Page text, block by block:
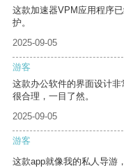
这款加速器VPM应用程序
护。
2025-09-05
游客
这款办公软件的界面设计
很合理，一目了然。
2025-09-05
游客
这款app就像我的私人导游